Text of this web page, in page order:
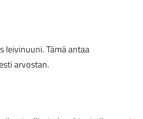
leivinuuni. Tämä antaa
arvostan.